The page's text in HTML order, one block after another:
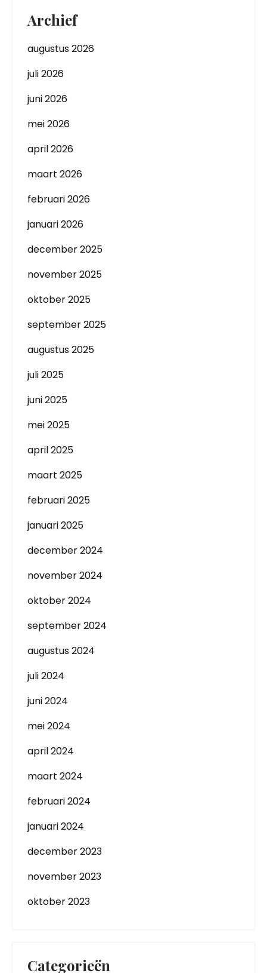
Archief
augustus 2026
juli 2026
juni 2026
mei 2026
april 2026
maart 2026
februari 2026
januari 2026
december 2025
november 2025
oktober 2025
september 2025
augustus 2025
juli 2025
juni 2025
mei 2025
april 2025
maart 2025
februari 2025
januari 2025
december 2024
november 2024
oktober 2024
september 2024
augustus 2024
juli 2024
juni 2024
mei 2024
april 2024
maart 2024
februari 2024
januari 2024
december 2023
november 2023
oktober 2023
Categorieën